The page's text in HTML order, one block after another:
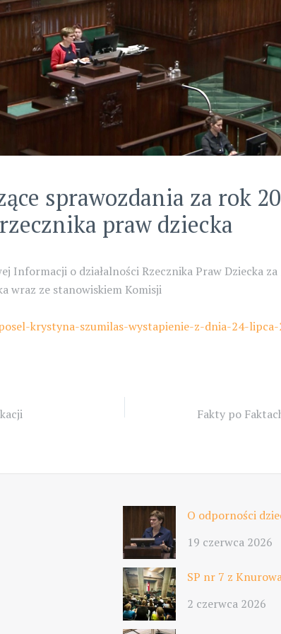
sprawozdania za rok
praw dziecka
Informacji o działalności Rzecznika Praw Dziecka
wraz ze stanowiskiem Komisji
krystyna-szumilas-wystapienie-z-dnia-24-
O odporności
19 czerwca 2026
SP nr 7 z
2 czerwca 2026